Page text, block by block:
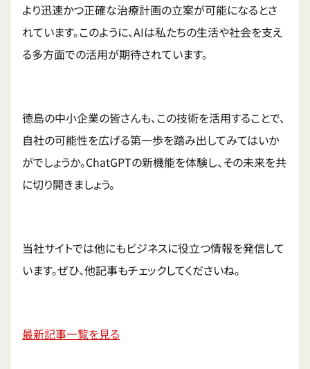
より迅速かつ正確な治療計画の立案が可能になるとさ
れています。このように、AIは私たちの生活や社会を支え
る多方面での活用が期待されています。
徳島の中小企業の皆さんも、この技術を活用することで、
自社の可能性を広げる第一歩を踏み出してみてはいか
がでしょうか。ChatGPTの新機能を体験し、その未来を共
に切り開きましょう。
当社サイトでは他にもビジネスに役立つ情報を発信して
います。ぜひ、他記事もチェックしてくださいね。
最新記事一覧を見る